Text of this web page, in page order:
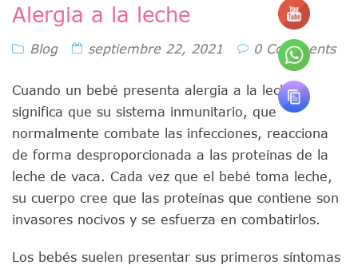
Alergia a la leche
Blog septiembre 22, 2021 0 Comments
Cuando un bebé presenta alergia a la leche,
significa que su sistema inmunitario, que
normalmente combate las infecciones, reacciona
de forma desproporcionada a las proteínas de la
leche de vaca. Cada vez que el bebé toma leche,
su cuerpo cree que las proteínas que contiene son
invasores nocivos y se esfuerza en combatirlos.
Los bebés suelen presentar sus primeros síntomas